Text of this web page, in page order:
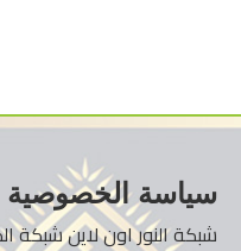
سياسة الخصوصية
شبكة النور اون لاين شبكة